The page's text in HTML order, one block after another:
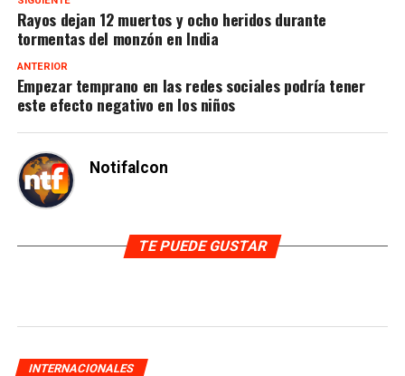
Rayos dejan 12 muertos y ocho heridos durante
tormentas del monzón en India
ANTERIOR
Empezar temprano en las redes sociales podría tener
este efecto negativo en los niños
Notifalcon
TE PUEDE GUSTAR
INTERNACIONALES